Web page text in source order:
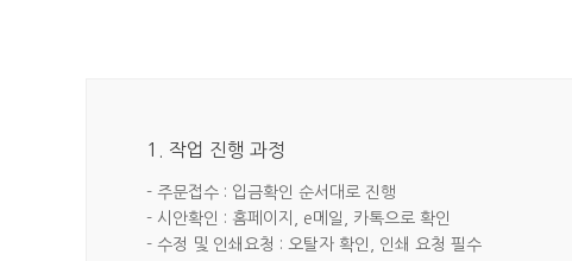
1. 작업 진행 과정
- 주문접수 : 입금확인 순서대로 진행
- 시안확인 : 홈페이지, e메일, 카톡으로 확인
- 수정 및 인쇄요청 : 오탈자 확인, 인쇄 요청 필수